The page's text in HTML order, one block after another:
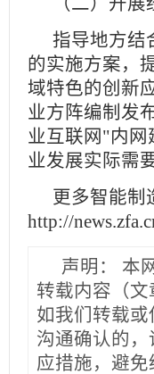
指导地方结
的实施方案，
域特色的创新
业方阵编制发
业互联网"内
业发展实际需
更多智能制
http://
声明：
本
转载内容（
如我们转载
沟通确认的
应措施，避